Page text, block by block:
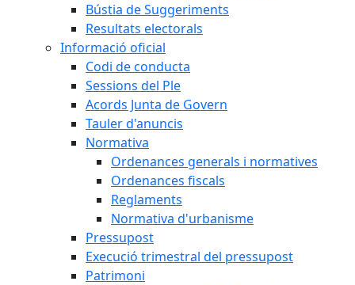
Bústia de Suggeriments
Resultats electorals
Informació oficial
Codi de conducta
Sessions del Ple
Acords Junta de Govern
Tauler d'anuncis
Normativa
Ordenances generals i normatives
Ordenances fiscals
Reglaments
Normativa d'urbanisme
Pressupost
Execució trimestral del pressupost
Patrimoni